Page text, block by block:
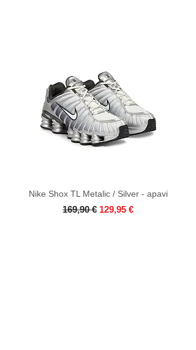
Nike Shox TL Metalic / Silver - apavi
Parastā cena
169,90 € Izpārdošanas cena
129,95 €